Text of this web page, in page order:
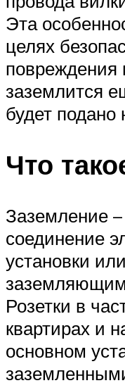
Эта
целях
повреждения
заземлится
будет подано
Что
Заземление
соединение
установки
Розетки в
квартирах и
основном